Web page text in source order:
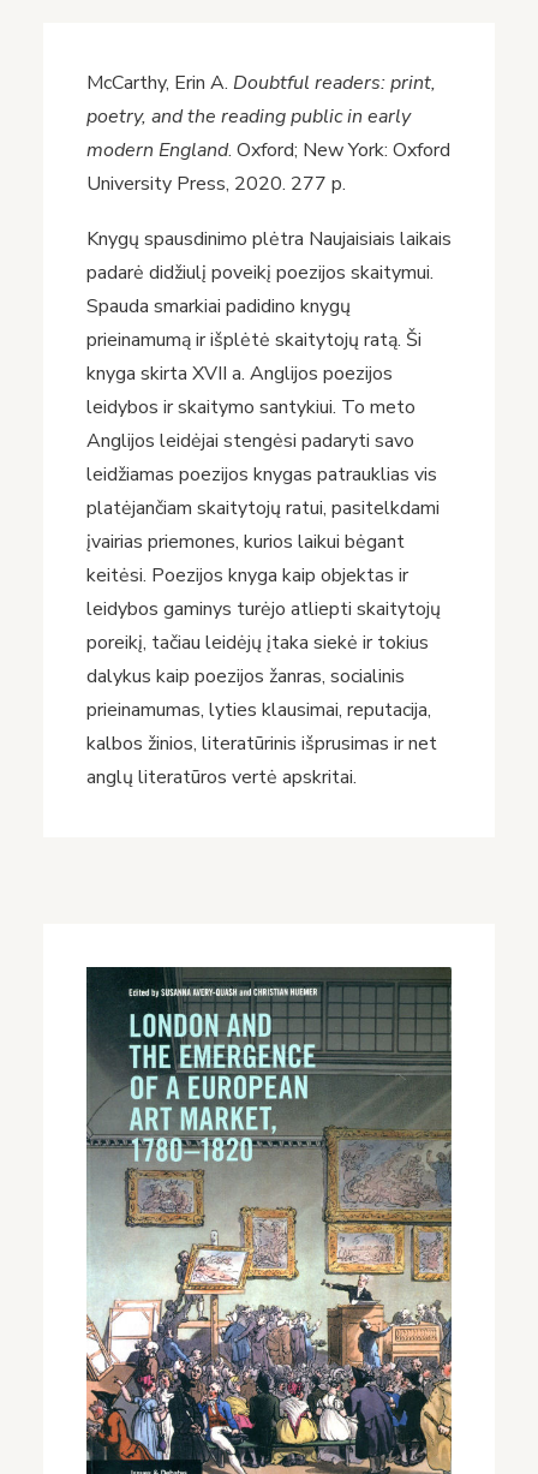
McCarthy, Erin A. Doubtful readers: print,
poetry, and the reading public in early
modern England. Oxford; New York: Oxford
University Press, 2020. 277 p.
Knygų spausdinimo plėtra Naujaisiais laikais
padarė didžiulį poveikį poezijos skaitymui.
Spauda smarkiai padidino knygų
prieinamumą ir išplėtė skaitytojų ratą. Ši
knyga skirta XVII a. Anglijos poezijos
leidybos ir skaitymo santykiui. To meto
Anglijos leidėjai stengėsi padaryti savo
leidžiamas poezijos knygas patrauklias vis
platėjančiam skaitytojų ratui, pasitelkdami
įvairias priemones, kurios laikui bėgant
keitėsi. Poezijos knyga kaip objektas ir
leidybos gaminys turėjo atliepti skaitytojų
poreikį, tačiau leidėjų įtaka siekė ir tokius
dalykus kaip poezijos žanras, socialinis
prieinamumas, lyties klausimai, reputacija,
kalbos žinios, literatūrinis išprusimas ir net
anglų literatūros vertė apskritai.